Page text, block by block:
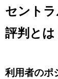
セント
評判とは
利用者のポ